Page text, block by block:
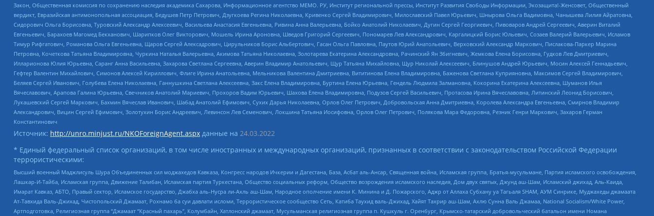
Закон, Общественная комиссия по сохранению наследия академика Сахарова, Информационное агентство МЕМО. РУ, Институт региональной прессы, Институт Развития Свободы Информации, Экозащита!-Женсовет, Общественный
вердикт, Евразийская антимонопольная ассоциация, Бедушев Петр Петрович, Дзугкоева Регина Николаевна, Кривенко Сергей Владимирович, Милославский Павел Юрьевич, Шнырова Ольга Вадимовна, Чанышева Лилия Айратовна,
Сидорович Ольга Борисовна, Туровский Александр Алексеевич, Васильева Анастасия Евгеньевна, Ривина Анна Валерьевна, Бойко Анатолий Николаевич, Дугин Сергей Георгиевич, Пивоваров Андрей Сергеевич, Аверин Виталий
Евгеньевич, Барахоев Магомед Бекханович, Шарипков Олег Викторович, Мошель Ирина Ароновна, Шведов Григорий Сергеевич, Пономарев Лев Александрович, Каргалицкий Борис Юльевич, Созаев Валерий Валерьевич, Исламов
Тимур Рифгатович, Романова Ольга Евгеньевна, Щаров Сергей Алексадрович, Цирульников Борис Альбертович, Гасан Ольга Павловна, Паутов Юрий Анатольевич, Верховский Александр Маркович, Пислакова-Паркер Марина
Петровна, Кочеткова Татьяна Владимировна, Чуркина Наталья Валерьевна, Акимова Татьяна Николаевна, Золотарева Екатерина Александровна, Рачинский Ян Збигневич, Жемкова Елена Борисовна, Гудков Лев Дмитриевич,
Илларионова Юлия Юрьевна, Саранг Анна Васильевна, Захарова Светлана Сергеевна, Аверин Владимир Анатольевич, Щур Татьяна Михайловна, Щур Николай Алексеевич, Блинушов Андрей Юрьевич, Мосин Алексей Геннадьевич,
Гефтер Валентин Михайлович, Симонов Алексей Кириллович, Флиге Ирина Анатольевна, Мельникова Валентина Дмитриевна, Вититинова Елена Владимировна, Баженова Светлана Куприяновна, Максимов Сергей Владимирович,
Беляев Сергей Иванович, Голубева Елена Николаевна, Ганнушкина Светлана Алексеевна, Закс Елена Владимировна, Буртина Елена Юрьевна, Гендель Людмила Залмановна, Кокорина Екатерина Алексеевна, Шуманов Илья
Вячеславович, Арапова Галина Юрьевна, Свечников Анатолий Мариевич, Прохоров Вадим Юрьевич, Шахова Елена Владимировна, Подузов Сергей Васильевич, Протасова Ирина Вячеславовна, Литинский Леонид Борисович,
Лукашевский Сергей Маркович, Бахмин Вячеслав Иванович, Шабад Анатолий Ефимович, Сухих Дарья Николаевна, Орлов Олег Петрович, Добровольская Анна Дмитриевна, Королева Александра Евгеньевна, Смирнов Владимир
Александрович, Вицин Сергей Ефимович, Золотухин Борис Андреевич, Левинсон Лев Семенович, Локшина Татьяна Иосифовна, Орлов Олег Петрович, Полякова Мара Федоровна, Резник Генри Маркович, Захаров Герман
Константинович
Источник: http://unro.minjust.ru/NKOForeignAgent.aspx данные на 24.03.2022
* Единый федеральный список организаций, в том числе иностранных и международных организаций, признанных в соответствии с законодательством Российской Федерации
террористическими:
Высший военный Маджлисуль Шура Объединенных сил моджахедов Кавказа, Конгресс народов Ичкерии и Дагестана, База, Асбат аль-Ансар, Священная война, Исламская группа, Братья-мусульмане, Партия исламского освобождения,
Лашкар-И-Тайба, Исламская группа, Движение Талибан, Исламская партия Туркестана, Общество социальных реформ, Общество возрождения исламского наследия, Дом двух святых, Джунд аш-Шам, Исламский джихад, Аль-Каида,
Имарат Кавказ, АБТО, Правый сектор, Исламское государство, Джабха аль-Нусра ли-Ахль аш-Шам, Народное ополчение имени К. Минина и Д. Пожарского, Аджр от Аллаха Субхану уа Тагьаля SHAM, АУМ Синрике, Муджахеды джамаата
Ат-Тавхида Валь-Джихад, Чистопольский Джамаат, Рохнамо ба суи давлати исломи, Террористическое сообщество Сеть, Катиба Таухид валь-Джихад, Хайят Тахрир аш-Шам, Ахлю Сунна Валь Джамаа, National Socialism/White Power,
Артподготовка, Религиозная группа “Джамаат “Красный пахарь”, Колумбайн, Хатлонский джамаат, Мусульманская религиозная группа п. Кушкуль г. Оренбург, Крымско-татарский добровольческий батальон имени Номана